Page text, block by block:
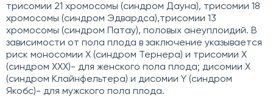
трисомии 21 хромосомы (синдром Дауна), трисомии 18
хромосомы (синдром Эдвардса),трисомии 13
хромосомы (синдром Патау), половых анеуплоидий. В
зависимости от пола плода в заключение указывается
риск моносомии Х (синдром Тернера) и трисомии Х
(синдром ХХХ)- для женского пола плода; дисомии Х
(синдром Клайнфельтера) и дисомии Y (синдром
Якобс)- для мужского пола плода.